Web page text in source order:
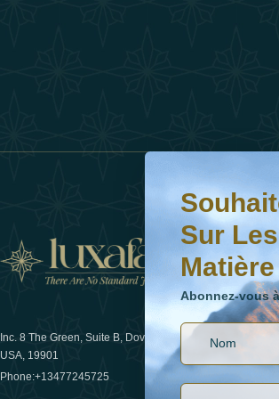
Inc. 8 The Green, Suite B, Dover, DE
USA, 19901
Phone:+13477245725
Comment
les
Souhaitez-vous en
Abonnez-vous à
Sur
Abonnez-vous